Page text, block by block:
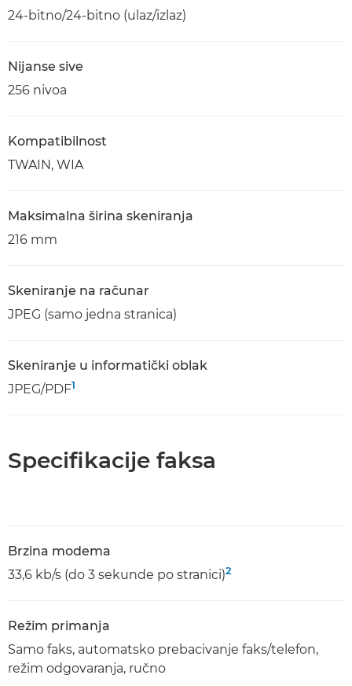
24-bitno/24-bitno (ulaz/izlaz)
Nijanse sive
256 nivoa
Kompatibilnost
TWAIN, WIA
Maksimalna širina skeniranja
216 mm
Skeniranje na računar
JPEG (samo jedna stranica)
Skeniranje u informatički oblak
JPEG/PDF1
Specifikacije faksa
Brzina modema
33,6 kb/s (do 3 sekunde po stranici)2
Režim primanja
Samo faks, automatsko prebacivanje faks/telefon,
režim odgovaranja, ručno